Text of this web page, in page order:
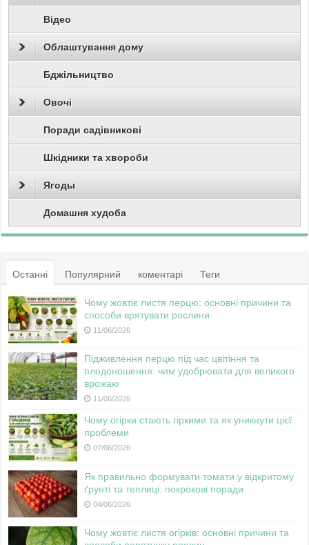
Відео
Облаштування дому
Бджільництво
Овочі
Поради садівникові
Шкідники та хвороби
Ягоды
Домашня худоба
Останні Популярний коментарі Теги
Чому жовтіє листя перцю: основні причини та
способи врятувати рослини
11/06/2026
Підживлення перцю під час цвітіння та
плодоношення: чим удобрювати для великого
врожаю
11/06/2026
Чому огірки стають гіркими та як уникнути цієї
проблеми
07/06/2026
Як правильно формувати томати у відкритому
ґрунті та теплиці: покрокові поради
04/06/2026
Чому жовтіє листя огірків: основні причини та